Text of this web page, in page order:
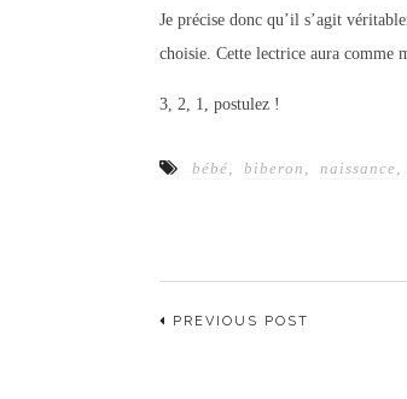
Je précise donc qu’il s’agit
choisie. Cette lectrice aura comme
3, 2, 1, postulez !
bébé, biberon , naissance,
PREVIOUS POST